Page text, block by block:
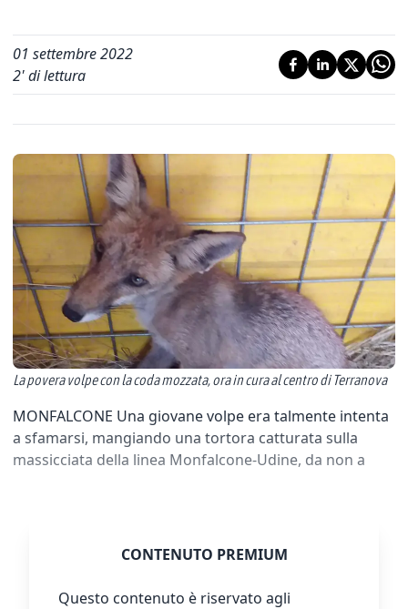
01 settembre 2022
2' di lettura
La povera volpe con la coda mozzata, ora in cura al centro di Terranova
MONFALCONE Una giovane volpe era talmente intenta
a sfamarsi, mangiando una tortora catturata sulla
massicciata della linea Monfalcone-Udine, da non a
CONTENUTO PREMIUM
Questo contenuto è riservato agli